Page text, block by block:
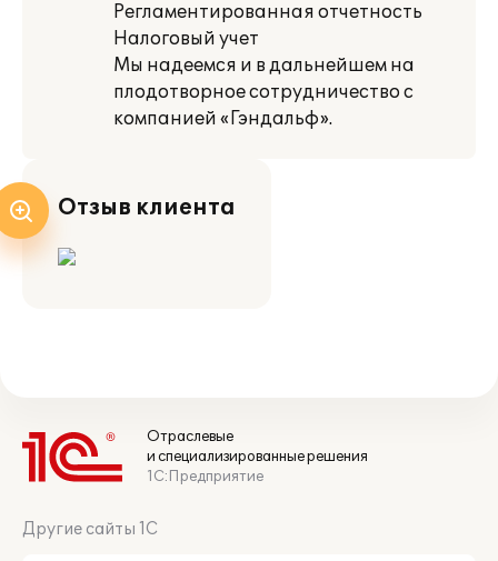
Регламентированная отчетность
Налоговый учет
Мы надеемся и в дальнейшем на
плодотворное сотрудничество с
компанией «Гэндальф».
Отзыв клиента
Отраслевые
и специализированные решения
1С:Предприятие
Другие сайты 1С